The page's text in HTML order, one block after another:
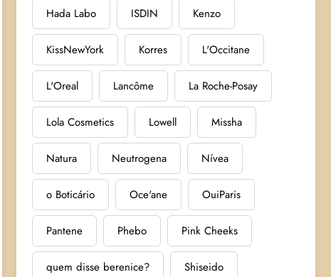
Hada Labo ISDIN Kenzo
KissNewYork Korres L'Occitane
L'Oreal Lancôme La Roche-Posay
Lola Cosmetics Lowell Missha
Natura Neutrogena Nívea
o Boticário Oce'ane OuiParis
Pantene Phebo Pink Cheeks
quem disse berenice? Shiseido